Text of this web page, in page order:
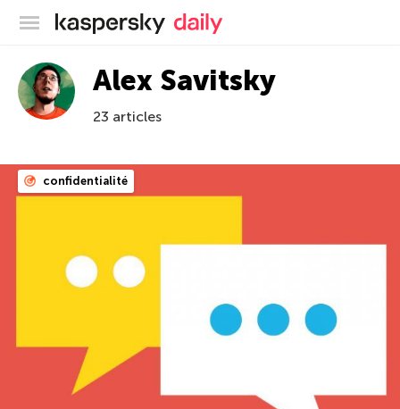
Blog officiel de Kaspersky
Alex Savitsky
23 articles
confidentialité